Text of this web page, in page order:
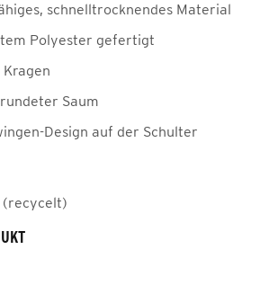
schnelltrocknendes Material
Polyester gefertigt
Saum
Design auf der Schulter
(recycelt)